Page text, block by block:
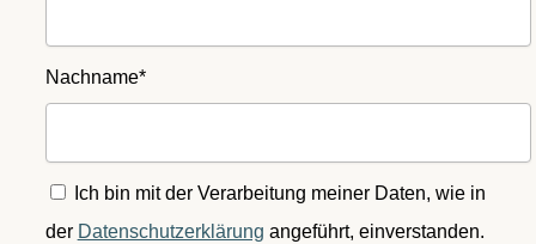
Nachname*
Ich bin mit der Verarbeitung meiner Daten, wie in
der Datenschutzerklärung angeführt, einverstanden.